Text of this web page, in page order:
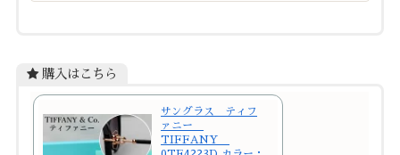
購入はこちら
サングラス ティフ
ァニー
TIFFANY